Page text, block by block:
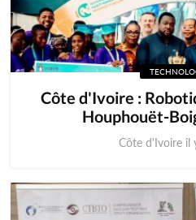
Côte d'Ivoire :
Houphouët-
Côte d'Ivoire il